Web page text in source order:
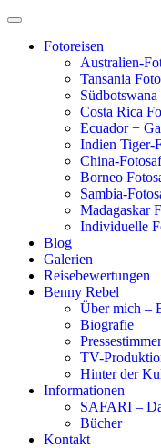
Zum
springenFotoreisen
Australien-
Tansania
Costa Rica
Ecuador +
Indien Tiger-
China-
Borneo
Sambia-
Madagaskar
Individuelle
Blog
Galerien
Reisebewertungen
Benny Rebel
Über mich –
Biografie
TV-
Hinter der
Informationen
SAFARI –
Bücher
Kontakt